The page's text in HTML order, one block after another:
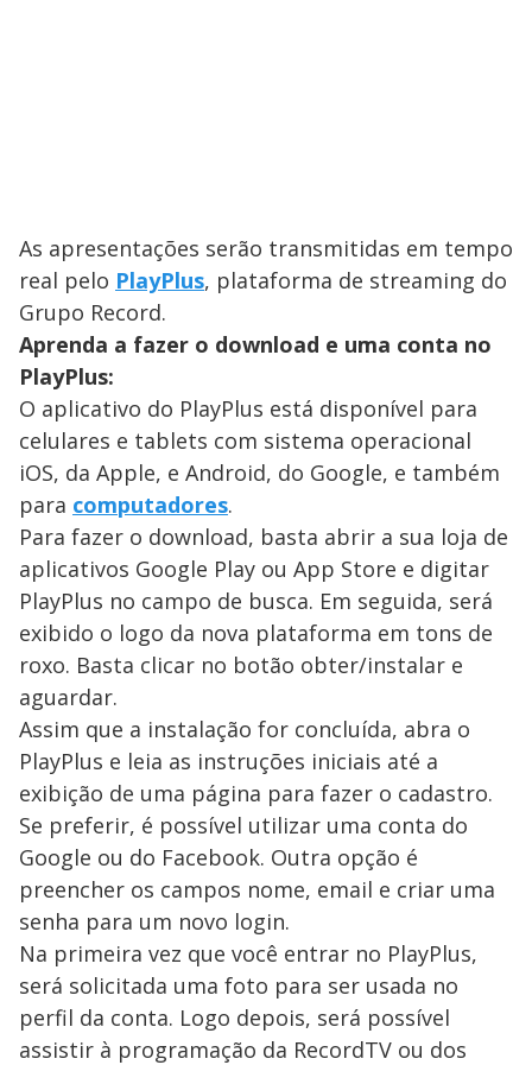
As apresentações serão transmitidas em tempo
real pelo PlayPlus, plataforma de streaming do
Grupo Record.
Aprenda a fazer o download e uma conta no
PlayPlus:
O aplicativo do PlayPlus está disponível para
celulares e tablets com sistema operacional
iOS, da Apple, e Android, do Google, e também
para computadores.
Para fazer o download, basta abrir a sua loja de
aplicativos Google Play ou App Store e digitar
PlayPlus no campo de busca. Em seguida, será
exibido o logo da nova plataforma em tons de
roxo. Basta clicar no botão obter/instalar e
aguardar.
Assim que a instalação for concluída, abra o
PlayPlus e leia as instruções iniciais até a
exibição de uma página para fazer o cadastro.
Se preferir, é possível utilizar uma conta do
Google ou do Facebook. Outra opção é
preencher os campos nome, email e criar uma
senha para um novo login.
Na primeira vez que você entrar no PlayPlus,
será solicitada uma foto para ser usada no
perfil da conta. Logo depois, será possível
assistir à programação da RecordTV ou dos